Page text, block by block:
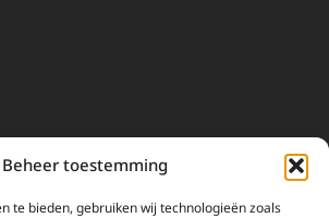
Beheer toestemming
te bieden, gebruiken wij technologieën zoals